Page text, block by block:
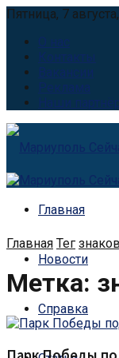
Пятница, 7
О нас
Контакты
Вакансии
Реклама
Наши
Главная
Новости
Справка
Главная Тег
Метка: